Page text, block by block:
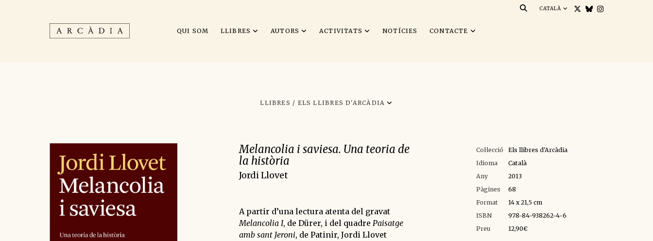
QUI SOM LLIBRES AUTORS ACTIVITATS NOTÍCIES CONTACTE
CATALÀ
LLIBRES / ELS LLIBRES D'ARCÀDIA
Melancolia i saviesa. Una teoria de
la història
Jordi Llovet
A partir d’una lectura atenta del gravat
Melancolia I, de Dürer, i del quadre Paisatge
amb sant Jeroni, de Patinir, Jordi Llovet
Col·lecció
Els llibres d'Arcàdia
Idioma
Català
Any
2013
Pàgines
68
Format
14 x 21,5 cm
ISBN
978-84-938262-4-6
Preu
12,90€